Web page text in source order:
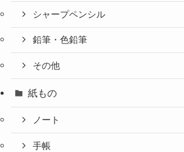
シャープペンシル
鉛筆・色鉛筆
その他
紙もの
ノート
手帳